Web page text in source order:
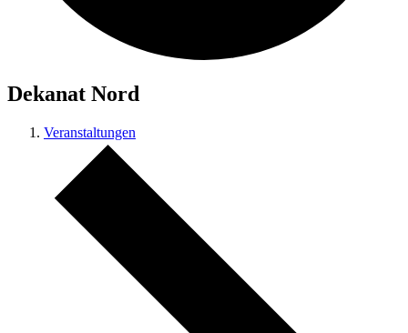
Dekanat Nord
Veranstaltungen